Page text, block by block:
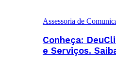
Assessoria de
Conheça:
e Serviços.